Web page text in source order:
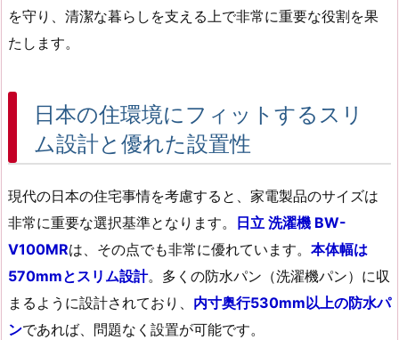
を守り、清潔な暮らしを支える上で非常に重要な役割を果
たします。
日本の住環境にフィットするスリ
ム設計と優れた設置性
現代の日本の住宅事情を考慮すると、家電製品のサイズは
非常に重要な選択基準となります。
日立 洗濯機 BW-
V100MRは、その点でも非常に優れています。 本体幅は
570mmとスリム設計。多くの防水パン（洗濯機パン）に収
まるように設計されており、 内寸奥行530mm以上の防水パ
ンであれば、問題なく設置が可能です。